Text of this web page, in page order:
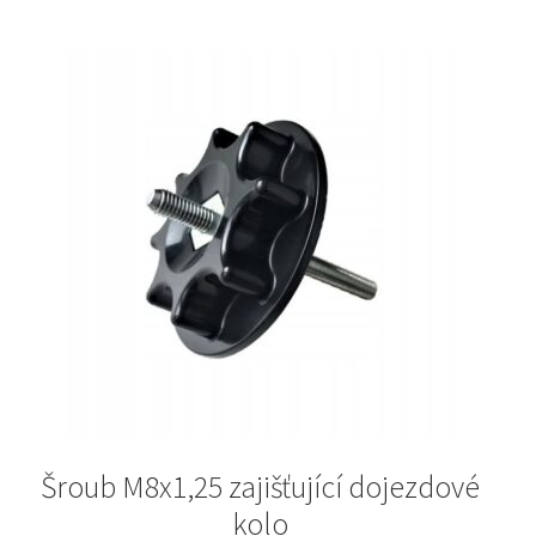
Šroub M8x1,25 zajišťující dojezdové
kolo